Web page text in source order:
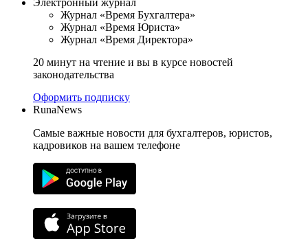
Журнал «Время Бухгалтера»
Журнал «Время Юриста»
Журнал «Время Директора»
20 минут на чтение и вы в курсе новостей
законодательства
Оформить подписку
RunaNews
Самые важные новости для бухгалтеров, юристов,
кадровиков на вашем телефоне